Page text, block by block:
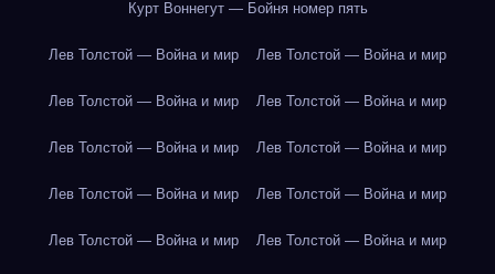
Курт Воннегут — Бойня номер пять
Лев Толстой — Война и мир Лев Толстой — Война и мир
Лев Толстой — Война и мир Лев Толстой — Война и мир
Лев Толстой — Война и мир Лев Толстой — Война и мир
Лев Толстой — Война и мир Лев Толстой — Война и мир
Лев Толстой — Война и мир Лев Толстой — Война и мир